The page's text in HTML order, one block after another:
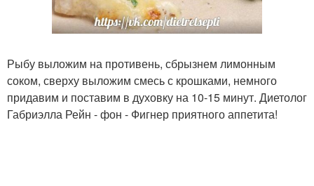
Рыбу выложим на противень, сбрызнем лимонным
соком, сверху выложим смесь с крошками, немного
придавим и поставим в духовку на 10-15 минут. Диетолог
Габриэлла Рейн - фон - Фигнер приятного аппетита!